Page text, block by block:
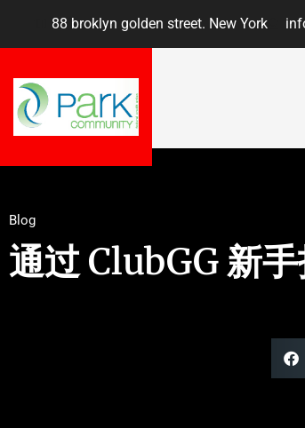
88 broklyn golden street. New York
Blog
通过 ClubGG 新